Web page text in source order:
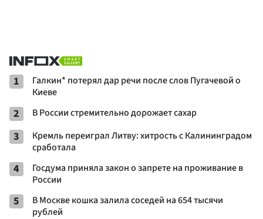
1
Галкин* потерял дар речи после слов Пугачевой о
Киеве
2 В России стремительно дорожает сахар
3
Кремль переиграл Литву: хитрость с Калининградом
сработала
4
Госдума приняла закон о запрете на проживание в
России
5
В Москве кошка залила соседей на 654 тысячи
рублей